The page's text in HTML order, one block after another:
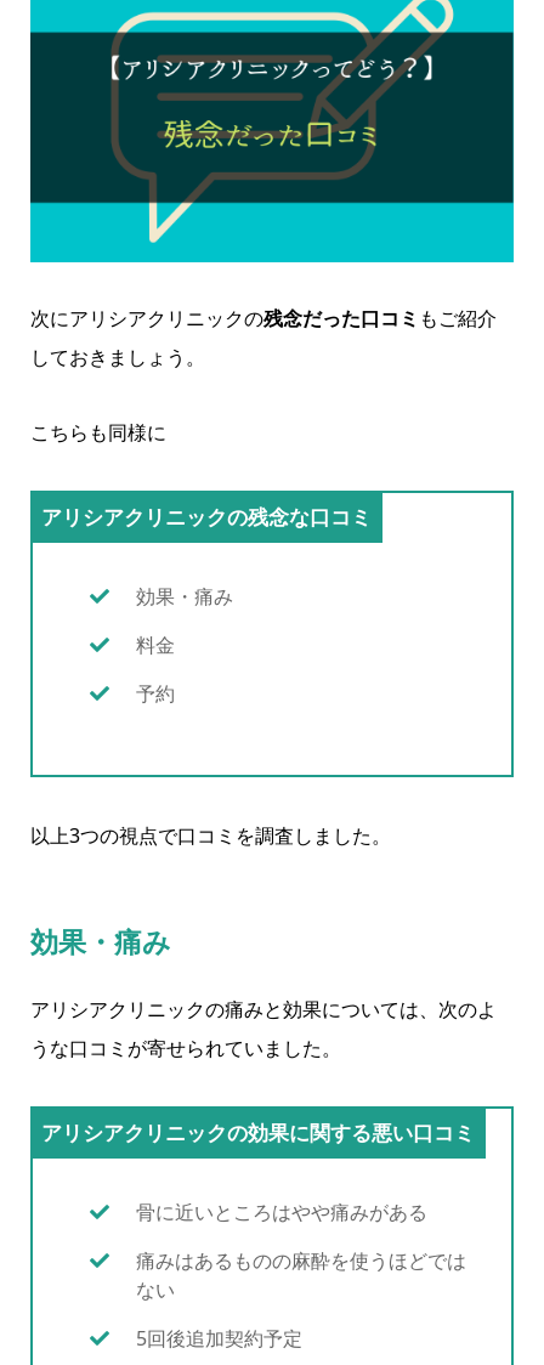
次にアリシアクリニックの残念だった口コミ もご紹介
しておきましょう。
こちらも同様に
アリシアクリニックの残念な口コミ
効果・痛み
料金
予約
以上3つの視点で口コミを調査しました。
効果・痛み
アリシアクリニックの痛みと効果については、次のよ
うな口コミが寄せられていました。
アリシアクリニックの効果に関する悪い口コミ
骨に近いところはやや痛みがある
痛みはあるものの麻酔を使うほどでは
ない
5回後追加契約予定